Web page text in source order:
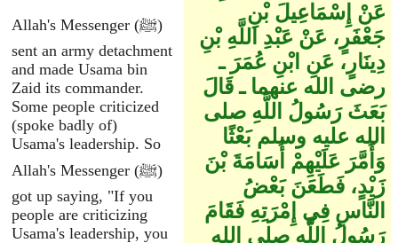
Allah's Messenger (ﷺ)
sent an army detachment
and made Usama bin
Zaid its commander.
Some people criticized
(spoke badly of)
Usama's leadership. So
Allah's Messenger (ﷺ)
got up saying, "If you
people are criticizing
Usama's leadership, you
عَنْ إِسْمَاعِيلَ بْنِ
جَعْفَرٍ، عَنْ عَبْدِ اللَّهِ بْنِ
دِينَارٍ، عَنِ ابْنِ عُمَرَ ـ
رضى الله عنهما ـ قَالَ
بَعَثَ رَسُولُ اللَّهِ صلى
الله عليه وسلم بَعْثًا
وَأَمَّرَ عَلَيْهِمْ أُسَامَةَ بْنَ
زَيْدٍ، فَطَعَنَ بَعْضُ
النَّاسِ فِي إِمْرَتِهِ فَقَامَ
رَسُولُ اللَّهِ صلى الله